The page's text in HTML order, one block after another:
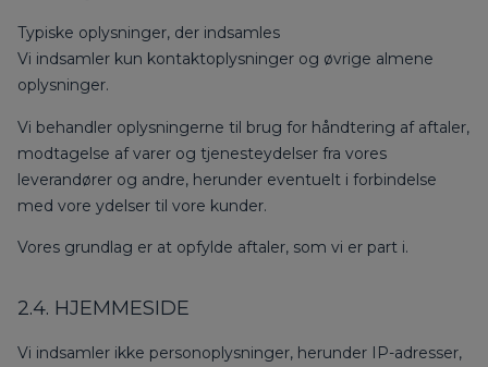
Typiske oplysninger, der indsamles
Vi indsamler kun kontaktoplysninger og øvrige almene
oplysninger.
Vi behandler oplysningerne til brug for håndtering af aftaler,
modtagelse af varer og tjenesteydelser fra vores
leverandører og andre, herunder eventuelt i forbindelse
med vore ydelser til vore kunder.
Vores grundlag er at opfylde aftaler, som vi er part i.
2.4. HJEMMESIDE
Vi indsamler ikke personoplysninger, herunder IP-adresser,